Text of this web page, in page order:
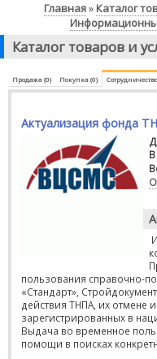
Главная» Каталог
Каталог товаров и
Продажа (0) Покупка (0)
Актуализация фонда
пользования справочно-
«Стандарт»,
действия ТНПА, их отмене
зарегистрированных в
Выдача во временное
помощи в поисках